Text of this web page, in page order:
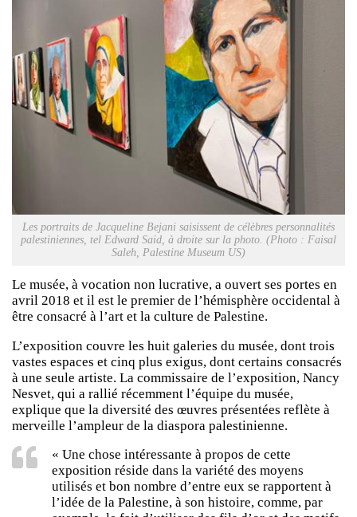
Les portraits de Jacqueline Bejani saisissent de célèbres personnalités
palestiniennes, tel Edward Said, à droite sur la photo. (Photo : Faisal
Saleh, Palestine Museum US)
Le musée, à vocation non lucrative, a ouvert ses portes en
avril 2018 et il est le premier de l’hémisphère occidental à
être consacré à l’art et la culture de Palestine.
L’exposition couvre les huit galeries du musée, dont trois
vastes espaces et cinq plus exigus, dont certains consacrés
à une seule artiste. La commissaire de l’exposition, Nancy
Nesvet, qui a rallié récemment l’équipe du musée,
explique que la diversité des œuvres présentées reflète à
merveille l’ampleur de la diaspora palestinienne.
« Une chose intéressante à propos de cette
exposition réside dans la variété des moyens
utilisés et bon nombre d’entre eux se rapportent à
l’idée de la Palestine, à son histoire, comme, par